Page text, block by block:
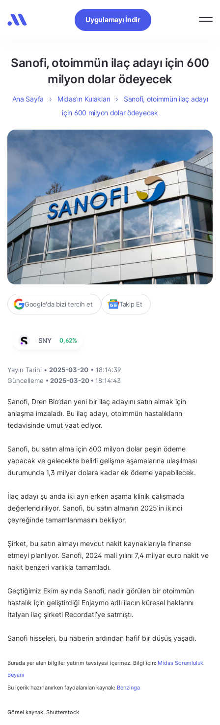
Uygulamayı İndir
Sanofi, otoimmün ilaç adayı için 600
milyon dolar ödeyecek
Ana Sayfa Midas’ın Kulakları
Sanofi, otoimmün ilaç adayı
için 600 milyon dolar ödeyecek
Google'da bizi tercih et Takip Et
SNY 0,62%
Yayın Tarihi • 2025-03-20 • 18:14:39
Güncelleme • 2025-03-20 • 18:14:43
Sanofi, Dren Bio’dan yeni bir ilaç adayını satın almak için
anlaşma imzaladı. Bu ilaç adayı, otoimmün hastalıkların
tedavisinde umut vaat ediyor.
Sanofi, bu satın alma için 600 milyon dolar peşin ödeme
yapacak ve gelecekte belirli gelişme aşamalarına ulaşılması
durumunda 1,3 milyar dolara kadar ek ödeme yapabilecek.
İlaç adayı şu anda iki ayrı erken aşama klinik çalışmada
değerlendiriliyor. Sanofi, bu satın almanın 2025’in ikinci
çeyreğinde tamamlanmasını bekliyor.
Şirket, bu satın almayı mevcut nakit kaynaklarıyla finanse
etmeyi planlıyor. Sanofi, 2024 mali yılını 7,4 milyar euro nakit ve
nakit benzeri varlıkla tamamladı.
Geçtiğimiz Ekim ayında Sanofi, nadir görülen bir otoimmün
hastalık için geliştirdiği Enjaymo adlı ilacın küresel haklarını
İtalyan ilaç şirketi Recordati’ye satmıştı.
Sanofi hisseleri, bu haberin ardından hafif bir düşüş yaşadı.
Burada yer alan bilgiler yatırım tavsiyesi içermez. Bilgi için: Midas Sorumluluk
Beyanı
Bu içerik hazırlanırken faydalanılan kaynak: Benzinga
Görsel kaynak: Shutterstock